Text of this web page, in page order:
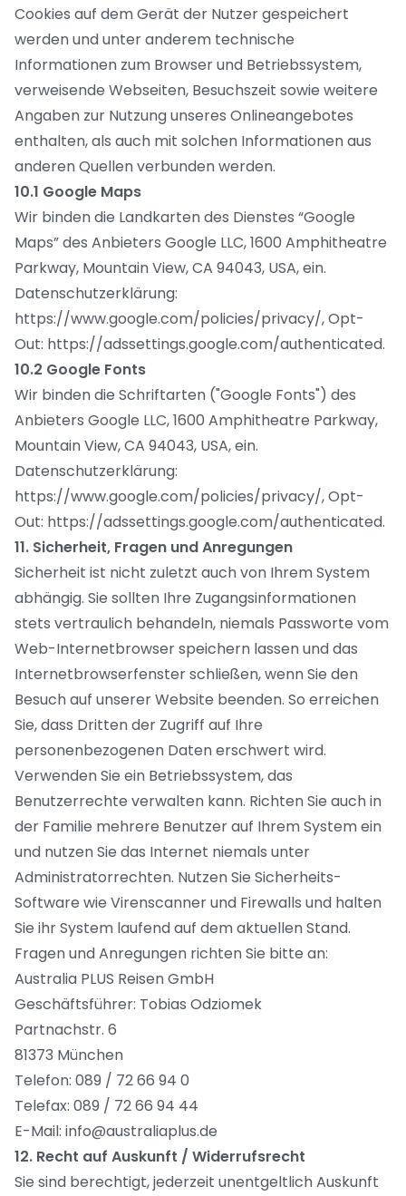
Cookies auf dem Gerät der Nutzer gespeichert
werden und unter anderem technische
Informationen zum Browser und Betriebssystem,
verweisende Webseiten, Besuchszeit sowie weitere
Angaben zur Nutzung unseres Onlineangebotes
enthalten, als auch mit solchen Informationen aus
anderen Quellen verbunden werden.
10.1 Google Maps
Wir binden die Landkarten des Dienstes “Google
Maps” des Anbieters Google LLC, 1600 Amphitheatre
Parkway, Mountain View, CA 94043, USA, ein.
Datenschutzerklärung:
https://www.google.com/policies/privacy/, Opt-
Out: https://adssettings.google.com/authenticated.
10.2 Google Fonts
Wir binden die Schriftarten ("Google Fonts") des
Anbieters Google LLC, 1600 Amphitheatre Parkway,
Mountain View, CA 94043, USA, ein.
Datenschutzerklärung:
https://www.google.com/policies/privacy/, Opt-
Out: https://adssettings.google.com/authenticated.
11. Sicherheit, Fragen und Anregungen
Sicherheit ist nicht zuletzt auch von Ihrem System
abhängig. Sie sollten Ihre Zugangsinformationen
stets vertraulich behandeln, niemals Passworte vom
Web-Internetbrowser speichern lassen und das
Internetbrowserfenster schließen, wenn Sie den
Besuch auf unserer Website beenden. So erreichen
Sie, dass Dritten der Zugriff auf Ihre
personenbezogenen Daten erschwert wird.
Verwenden Sie ein Betriebssystem, das
Benutzerrechte verwalten kann. Richten Sie auch in
der Familie mehrere Benutzer auf Ihrem System ein
und nutzen Sie das Internet niemals unter
Administratorrechten. Nutzen Sie Sicherheits-
Software wie Virenscanner und Firewalls und halten
Sie ihr System laufend auf dem aktuellen Stand.
Fragen und Anregungen richten Sie bitte an:
Australia PLUS Reisen GmbH
Geschäftsführer: Tobias Odziomek
Partnachstr. 6
81373 München
Telefon: 089 / 72 66 94 0
Telefax: 089 / 72 66 94 44
E-Mail: info@australiaplus.de
12. Recht auf Auskunft / Widerrufsrecht
Sie sind berechtigt, jederzeit unentgeltlich Auskunft